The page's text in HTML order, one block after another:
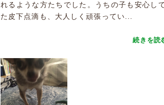
れるような方たちでした。うちの子も安心し
た皮下点滴も、大人しく頑張ってい...
続きを読